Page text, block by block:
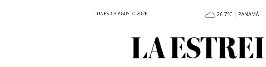
LUNES 03 AGOSTO 2026 26.7°C | PANAMÁ